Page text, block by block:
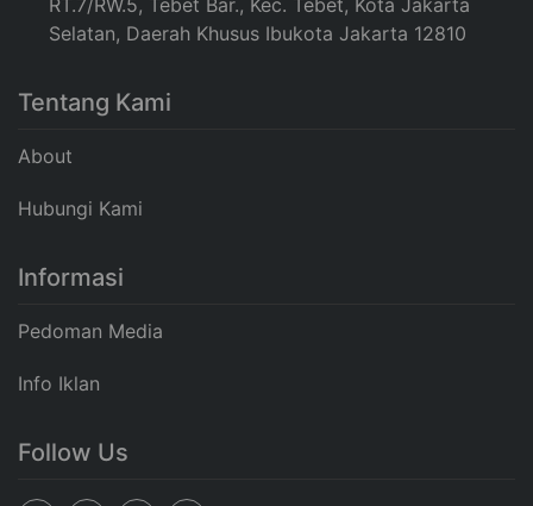
Selatan, Daerah Khusus Ibukota Jakarta 12810
Tentang Kami
About
Hubungi Kami
Informasi
Pedoman Media
Info Iklan
Follow Us